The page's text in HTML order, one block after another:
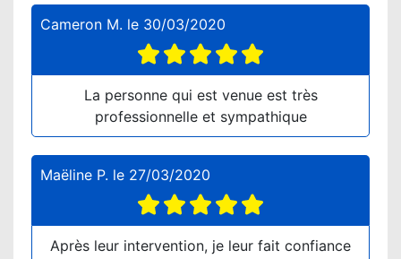
Cameron M. le 30/03/2020
La personne qui est venue est très
professionnelle et sympathique
Maëline P. le 27/03/2020
Après leur intervention, je leur fait confiance